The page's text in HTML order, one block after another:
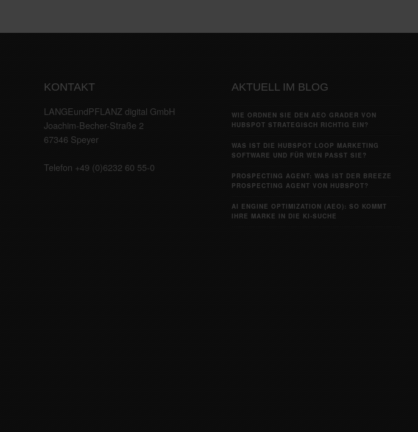
KONTAKT
LANGEundPFLANZ digital GmbH
Joachim-Becher-Straße 2
67346 Speyer
Telefon +49 (0)6232 60 55-0
AKTUELL IM BLOG
WIE ORDNEN SIE DEN AEO GRADER VON
HUBSPOT STRATEGISCH RICHTIG EIN?
WAS IST DIE HUBSPOT LOOP MARKETING
SOFTWARE UND FÜR WEN PASST SIE?
PROSPECTING AGENT: WAS IST DER BREEZE
PROSPECTING AGENT VON HUBSPOT?
AI ENGINE OPTIMIZATION (AEO): SO KOMMT
IHRE MARKE IN DIE KI-SUCHE